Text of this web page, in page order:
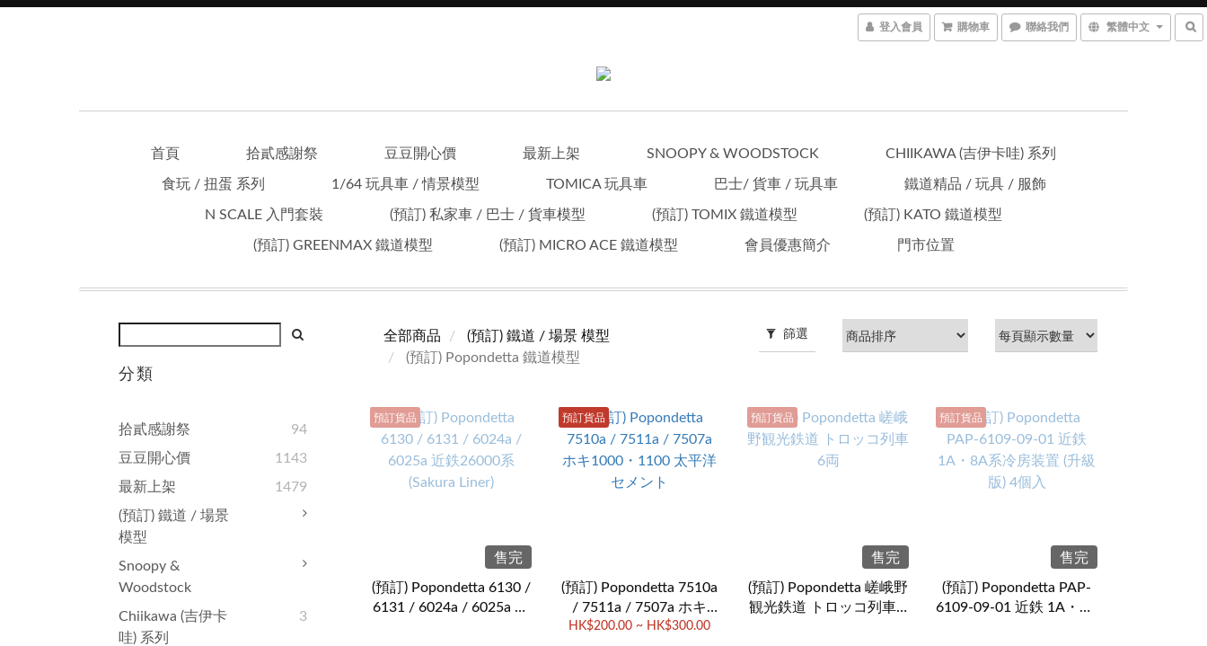
登入會員 購物車 聯絡我們 繁體中文
首頁 拾貳感謝祭 豆豆開心價 最新上架 SNOOPY & WOODSTOCK CHIIKAWA (吉伊卡哇) 系列
食玩 / 扭蛋 系列 1/64 玩具車 / 情景模型 TOMICA 玩具車 巴士/ 貨車 / 玩具車 鐵道精品 / 玩具 / 服飾
N SCALE 入門套裝 (預訂) 私家車 / 巴士 / 貨車模型 (預訂) TOMIX 鐵道模型 (預訂) KATO 鐵道模型
(預訂) GREENMAX 鐵道模型 (預訂) MICRO ACE 鐵道模型 會員優惠簡介 門市位置
分類
拾貳感謝祭
94
豆豆開心價
1143
最新上架
1479
(預訂) 鐵道 / 場景
模型
Snoopy &
Woodstock
Chiikawa (吉伊卡
哇) 系列
3
篩選
全部商品
(預訂) 鐵道 / 場景 模型
(預訂) Popondetta 鐵道模型
預訂貨品
售完
(預訂) Popondetta 6130 /
6131 / 6024a / 6025a 近
預訂貨品
(預訂) Popondetta 7510a
/ 7511a / 7507a ホキ
1000・1100 太平洋セメ
HK$200.00 ~ HK$300.00
預訂貨品
售完
(預訂) Popondetta 嵯峨野
観光鉄道 トロッコ列車 6
預訂貨品
售完
(預訂) Popondetta PAP-
6109-09-01 近鉄 1A・8A